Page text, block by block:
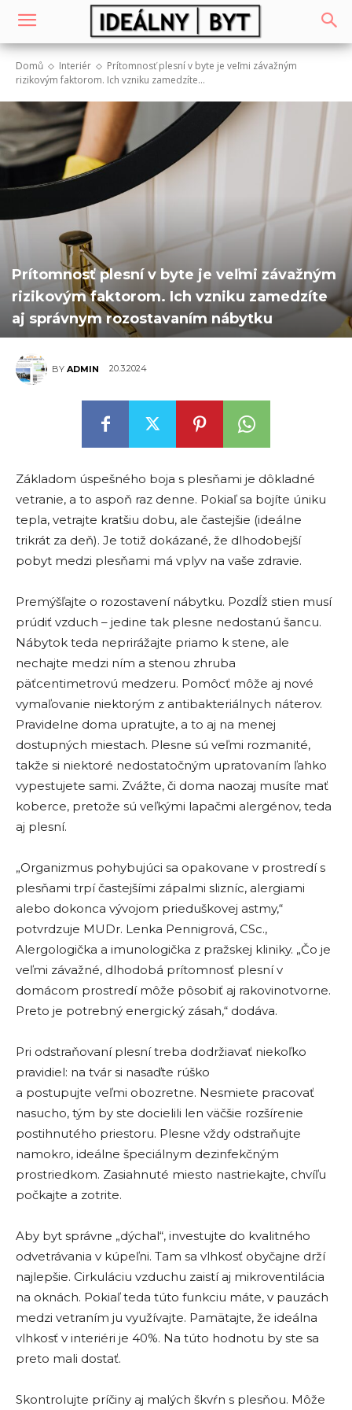
Domů Interiér
Prítomnosť plesní v byte je veľmi závažným
rizikovým faktorom. Ich vzniku zamedzíte...
Prítomnosť plesní v byte je veľmi závažným
rizikovým faktorom. Ich vzniku zamedzíte
aj správnym rozostavaním nábytku
BY ADMIN 20.3.2024
Základom úspešného boja s plesňami je dôkladné
vetranie, a to aspoň raz denne. Pokiaľ sa bojíte úniku
tepla, vetrajte kratšiu dobu, ale častejšie (ideálne
trikrát za deň). Je totiž dokázané, že dlhodobejší
pobyt medzi plesňami má vplyv na vaše zdravie.
Premýšľajte o rozostavení nábytku. Pozdĺž stien musí
prúdiť vzduch – jedine tak plesne nedostanú šancu.
Nábytok teda neprirážajte priamo k stene, ale
nechajte medzi ním a stenou zhruba
päťcentimetrovú medzeru. Pomôcť môže aj nové
vymaľovanie niektorým z antibakteriálnych náterov.
Pravidelne doma upratujte, a to aj na menej
dostupných miestach. Plesne sú veľmi rozmanité,
takže si niektoré nedostatočným upratovaním ľahko
vypestujete sami. Zvážte, či doma naozaj musíte mať
koberce, pretože sú veľkými lapačmi alergénov, teda
aj plesní.
„Organizmus pohybujúci sa opakovane v prostredí s
plesňami trpí častejšími zápalmi slizníc, alergiami
alebo dokonca vývojom prieduškovej astmy,“
potvrdzuje MUDr. Lenka Pennigrová, CSc.,
Alergologička a imunologička z pražskej kliniky. „Čo je
veľmi závažné, dlhodobá prítomnosť plesní v
domácom prostredí môže pôsobiť aj rakovinotvorne.
Preto je potrebný energický zásah,“ dodáva.
Pri odstraňovaní plesní treba dodržiavať niekoľko
pravidiel: na tvár si nasaďte rúško
a postupujte veľmi obozretne. Nesmiete pracovať
nasucho, tým by ste docielili len väčšie rozšírenie
postihnutého priestoru. Plesne vždy odstraňujte
namokro, ideálne špeciálnym dezinfekčným
prostriedkom. Zasiahnuté miesto nastriekajte, chvíľu
počkajte a zotrite.
Aby byt správne „dýchal“, investujte do kvalitného
odvetrávania v kúpeľni. Tam sa vlhkosť obyčajne drží
najlepšie. Cirkuláciu vzduchu zaistí aj mikroventilácia
na oknách. Pokiaľ teda túto funkciu máte, v pauzách
medzi vetraním ju využívajte. Pamätajte, že ideálna
vlhkosť v interiéri je 40%. Na túto hodnotu by ste sa
preto mali dostať.
Skontrolujte príčiny aj malých škvŕn s plesňou. Môže